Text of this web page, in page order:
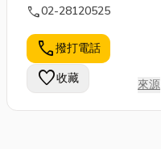
call02-28120525
call撥打電話
favorite收藏 來源